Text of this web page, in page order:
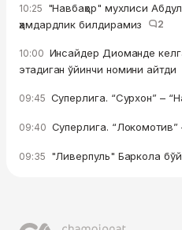
10:25 "Навбаҳор" мухлиси
ҳамдардлик билдирамиз
2
10:00 Инсайдер Диоманде
этадиган ўйинчи номини айтди
09:45 Суперлига. “Сурхон” –
09:40 Суперлига. “Локомотив”
09:35 "Ливерпуль" Баркола